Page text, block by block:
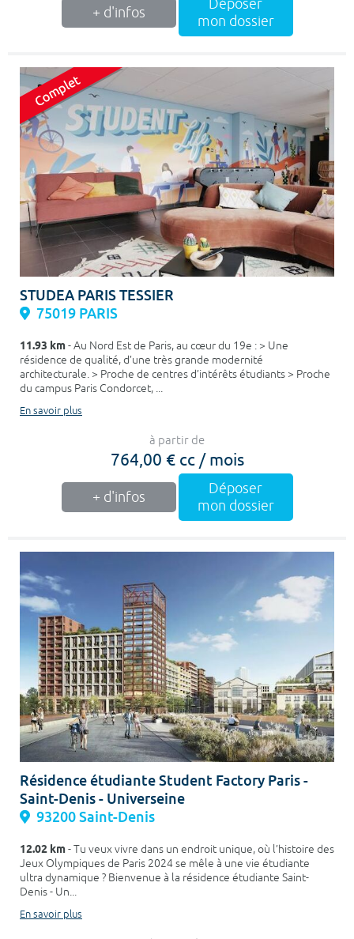
+ d'infos
Déposer
mon dossier
STUDEA PARIS TESSIER
75019 PARIS
11.93 km- Au Nord Est de Paris, au cœur du 19e : > Une
résidence de qualité, d’une très grande modernité
architecturale. > Proche de centres d’intérêts étudiants > Proche
du campus Paris Condorcet, ...
En savoir plus
à partir de
764,00 € cc / mois
+ d'infos
Déposer
mon dossier
Résidence étudiante Student Factory Paris -
Saint-Denis - Universeine
93200 Saint-Denis
12.02 km- Tu veux vivre dans un endroit unique, où l’histoire des
Jeux Olympiques de Paris 2024 se mêle à une vie étudiante
ultra dynamique ? Bienvenue à la résidence étudiante Saint-
Denis - Un...
En savoir plus